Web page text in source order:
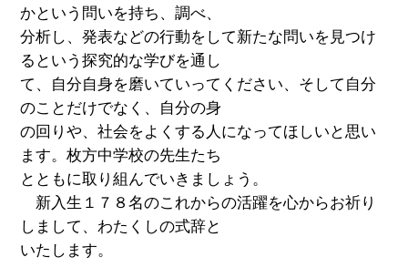
かという問いを持ち、調べ、
分析し、発表などの行動をして新たな問いを見つけ
るという探究的な学びを通し
て、自分自身を磨いていってください、そして自分
のことだけでなく、自分の身
の回りや、社会をよくする人になってほしいと思い
ます。枚方中学校の先生たち
とともに取り組んでいきましょう。
新入生１７８名のこれからの活躍を心からお祈り
しまして、わたくしの式辞と
いたします。